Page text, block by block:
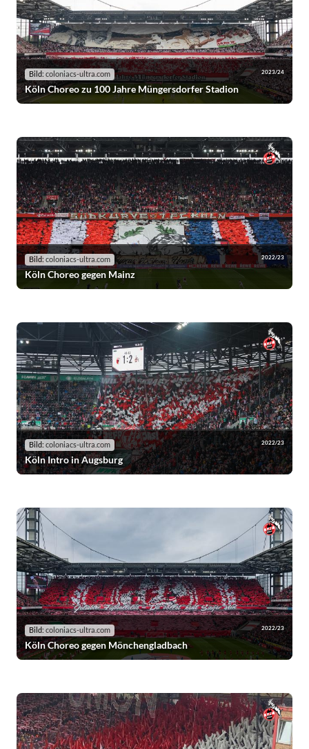
Bild: coloniacs-ultra.com 2023/24
Köln Choreo zu 100 Jahre Müngersdorfer Stadion
Bild: coloniacs-ultra.com 2022/23
Köln Choreo gegen Mainz
Bild: coloniacs-ultra.com 2022/23
Köln Intro in Augsburg
Bild: coloniacs-ultra.com 2022/23
Köln Choreo gegen Mönchengladbach